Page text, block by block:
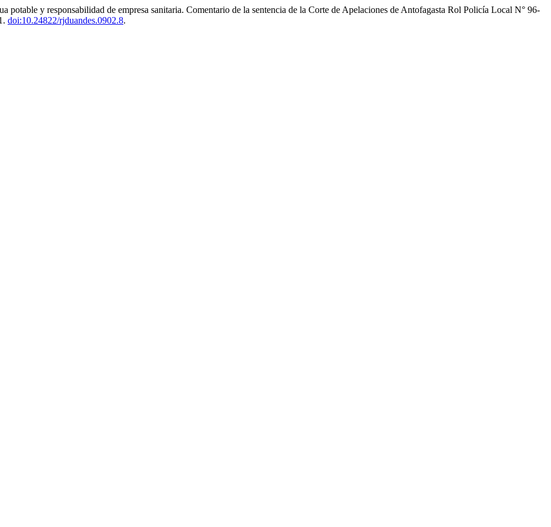
potable y responsabilidad de empresa sanitaria. Comentario de la sentencia de la Corte de Apelaciones de Antofagasta Rol Policía Local N° 96-
doi:10.24822/rjduandes.0902.8.